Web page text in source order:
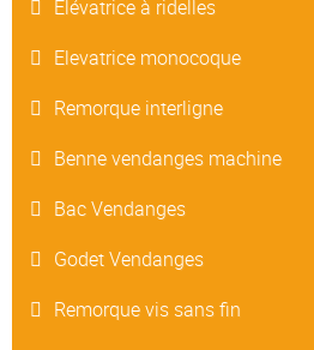
Elévatrice à ridelles
Elevatrice monocoque
Remorque interligne
Benne vendanges machine
Bac Vendanges
Godet Vendanges
Remorque vis sans fin